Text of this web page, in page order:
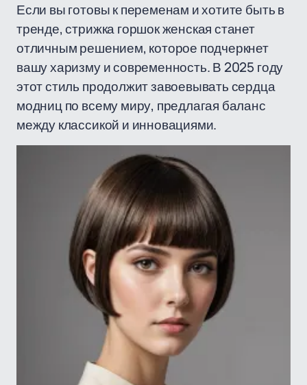
Если вы готовы к переменам и хотите быть в
тренде, стрижка горшок женская станет
отличным решением, которое подчеркнет
вашу харизму и современность. В 2025 году
этот стиль продолжит завоевывать сердца
модниц по всему миру, предлагая баланс
между классикой и инновациями.